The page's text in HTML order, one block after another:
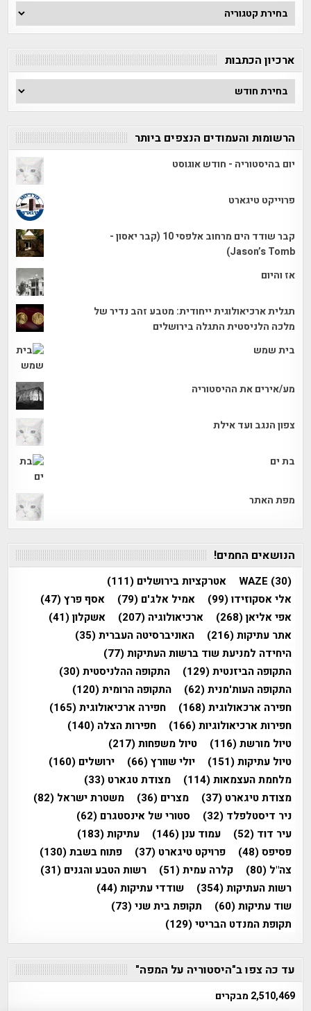
חפש
לפי
ארכיון הכתבות
ארכיון
הכתבות
הרשומות והעמודים הנצפים ביותר
יום בהיסטוריה - חודש אוגוסט
פרוייקט טיגארט
קבר שודד הים מרחוב אלפסי 10 (קבר יאסון -
Jason’s Tomb)
אז והיום
תגלית ארכיאולוגית ייחודית: מטבע זהב נדיר של
מלכה הלניסטית התגלה בירושלים
בית שמש
מע/אירים את ההיסטוריה
צפון הנגב ועד אילת
בת ים
מפת האתר
הנושאים החמים!
WAZE (30) אטרקציות בירושלים (111)
אלי אסקוזידו(99) אמיל אלג'ם (79) אסף פרץ(47)
אפי אליאן(268) ארכיאולוגיה (207) אשקלון(41)
אתר עתיקות(216) האוניברסיטה העברית(35)
היחידה למניעת שוד ברשות העתיקות(77)
התקופה הביזנטית(129) התקופה ההלניסטית(30)
התקופה העות'מנית(62) התקופה הרומית(120)
חפירה ארכאולוגית(168) חפירה ארכיאולוגית(165)
חפירות ארכיאולוגיות(166) חפירות הצלה (140)
טיול מורשת(116) טיול משפחות(217)
טיול עתיקות(151) יולי שוורץ(66) ירושלים (160)
מלחמת העצמאות(114) מצודת טגארט (33)
מצודת טיגארט (37) מצרים (36) משטרת ישראל (82)
ניר דיסטלפלד (32) סטורי של אינסטגרם (62)
עיר דוד (52) עמוד ענן(146) עתיקות(183)
פסיפס(48) פרויקט טיגארט (37) פתוח בשבת(130)
צה"ל (80) קלרה עמית(51) רשות הטבע והגנים (31)
רשות העתיקות(354) שודדי עתיקות(44)
שוד עתיקות(60) תקופת בית שני(73)
תקופת המנדט הבריטי(129)
עד כה צפו ב"היסטוריה על המפה"
2,510,469 מבקרים